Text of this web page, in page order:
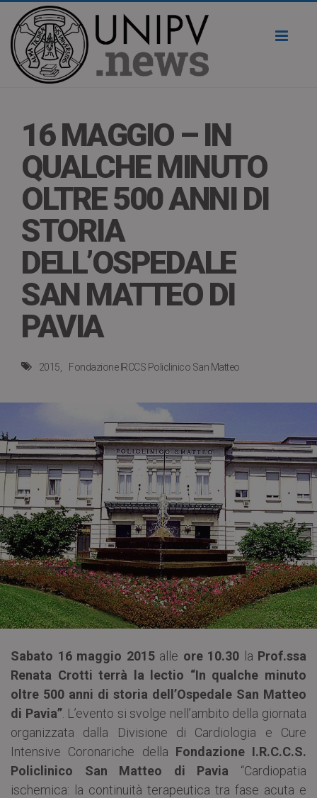
16 MAGGIO – IN
QUALCHE MINUTO
OLTRE 500 ANNI DI
STORIA
DELL’OSPEDALE
SAN MATTEO DI
PAVIA
2015 Fondazione IRCCS Policlinico San Matteo
Sabato 16 maggio 2015alle ore 10.30 la Prof.ssa
Renata Crotti terrà la lectio “In qualche minuto
oltre 500 anni di storia dell’Ospedale San Matteo
di Pavia”. L’evento si svolge nell’ambito della giornata
organizzata dalla Divisione di Cardiologia e Cure
Intensive Coronariche della Fondazione I.R.C.C.S.
Policlinico San Matteo di Pavia “Cardiopatia
ischemica: la continuità terapeutica tra fase acuta e